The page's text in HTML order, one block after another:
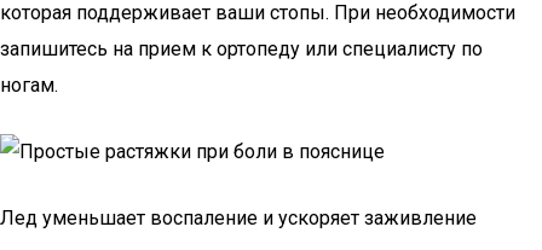
которая поддерживает ваши стопы. При необходимости
запишитесь на прием к ортопеду или специалисту по
ногам.
Лед уменьшает воспаление и ускоряет заживление